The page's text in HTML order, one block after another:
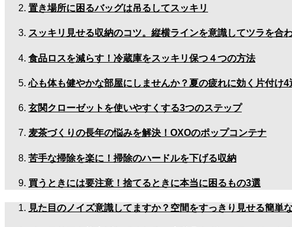
置き場所に困るバッグは吊るしてスッキリ
スッキリ見せる収納のコツ。縦横ラインを意識してツラを合
食品ロスを減らす！冷蔵庫をスッキリ保つ４つの方法
心も体も健やかな部屋にしませんか？夏の疲れに効く片付け4
玄関クローゼットを使いやすくする3つのステップ
麦茶づくりの長年の悩みを解決！OXOのポップコンテナ
苦手な掃除を楽に！掃除のハードルを下げる収納
買うときには要注意！捨てるときに本当に困るもの3選
見た目のノイズ意識してますか？空間をすっきり見せる簡単